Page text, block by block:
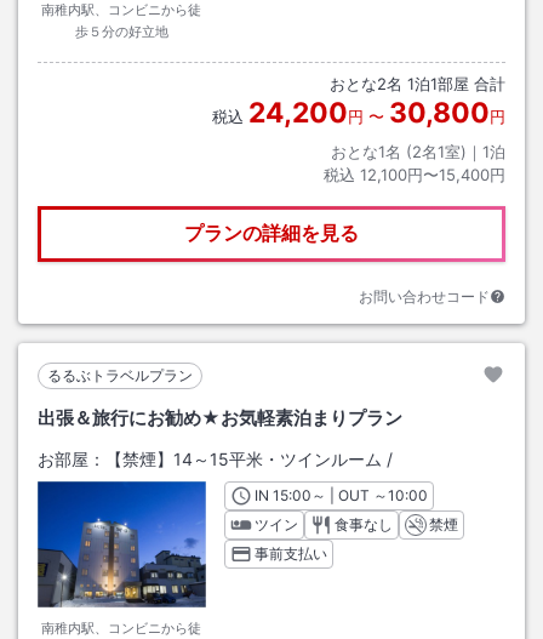
南稚内駅、コンビニから徒
歩５分の好立地
おとな2名 1泊1部屋 合計
税込 24,200円 〜 30,800円
おとな1名 (2名1室)｜ 1泊
税込 12,100円〜15,400円
プランの詳細を見る
お問い合わせコード
るるぶトラベルプラン
出張＆旅行にお勧め★お気軽素泊まりプラン
お部屋： 【禁煙】14～15平米・ツインルーム /
南稚内駅、コンビニから徒
INチェックイン
15:00 ～ | OUT チェックアウト
～10:00
ツイン
食事なし
禁煙
事前支払い